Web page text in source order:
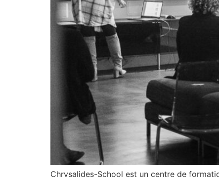
Chrysalides-School est un centre de